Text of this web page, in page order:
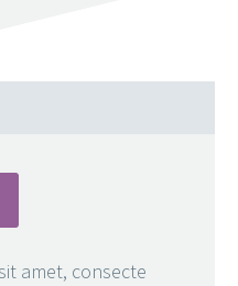
amet, consecte